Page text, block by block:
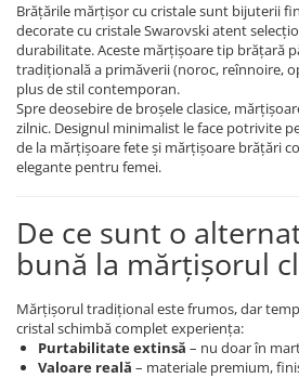
Brățările mărțișor cu cristale sunt bijuterii
decorate cu cristale Swarovski atent
durabilitate. Aceste mărțișoare tip brățară
tradițională a primăverii (noroc, reînnoire,
plus de stil contemporan.
Spre deosebire de broșele clasice,
zilnic. Designul minimalist le face potrivite
de la mărțișoare fete și mărțișoare brățări
elegante pentru femei.
De ce sunt o
bună la mărțișorul
Mărțișorul tradițional este frumos, dar
cristal schimbă complet experiența:
Purtabilitate extinsă – nu doar în
Valoare reală – materiale premium,